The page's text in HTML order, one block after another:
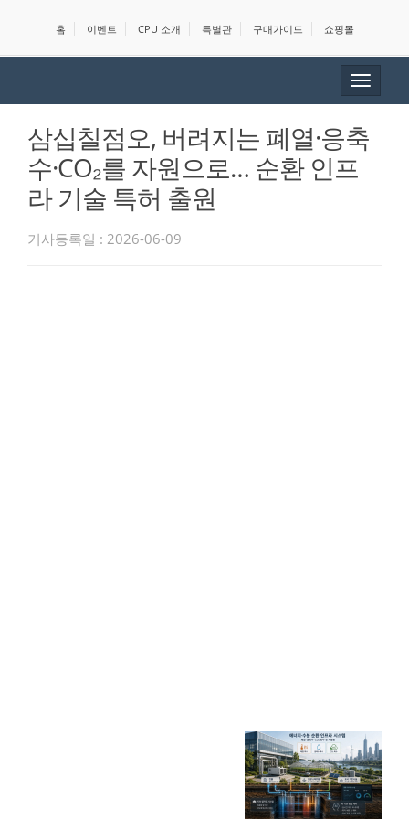
홈 이벤트 CPU 소개 특별관 구매가이드 쇼핑몰
Toggle
삼십칠점오, 버려지는 폐열·응축
수·CO₂를 자원으로… 순환 인프
라 기술 특허 출원
기사등록일 : 2026-06-09